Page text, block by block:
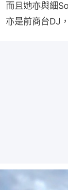
而且她亦與細
亦是前商台DJ